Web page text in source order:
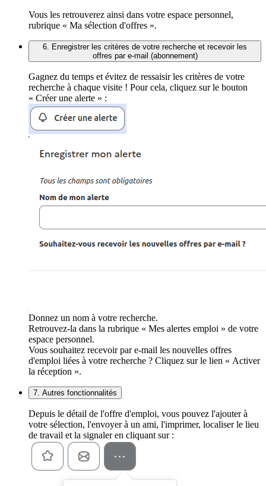
Vous les retrouverez ainsi dans votre espace personnel,
rubrique « Ma sélection d'offres ».
6. Enregistrer les critères de votre recherche et recevoir les
offres par e-mail (abonnement)
Gagnez du temps et évitez de ressaisir les critères de votre
recherche à chaque visite ! Pour cela, cliquez sur le bouton
« Créer une alerte » :
Donnez un nom à votre recherche.
Retrouvez-la dans la rubrique « Mes alertes emploi » de votre
espace personnel.
Vous souhaitez recevoir par e-mail les nouvelles offres
d'emploi liées à votre recherche ? Cliquez sur le lien « Activer
la réception ».
7. Autres fonctionnalités
Depuis le détail de l'offre d'emploi, vous pouvez l'ajouter à
votre sélection, l'envoyer à un ami, l'imprimer, localiser le lieu
de travail et la signaler en cliquant sur :